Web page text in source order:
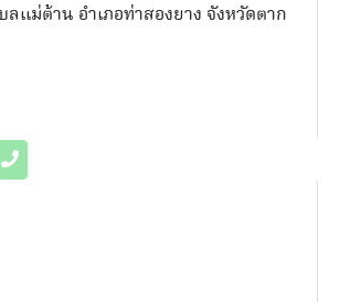
ลแม่ต้าน อำเภอท่าสองยาง จังหวัดตาก